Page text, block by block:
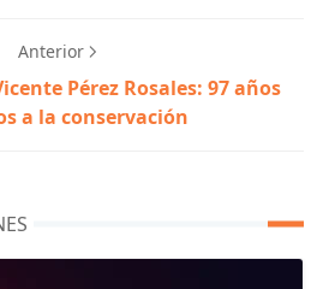
Anterior
Pérez Rosales: 97 años
a la conservación